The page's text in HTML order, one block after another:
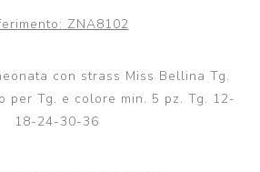
ZNA8102
con strass Miss Bellina Tg.
per Tg. e colore min. 5 pz. Tg. 12-
18-24-30-36